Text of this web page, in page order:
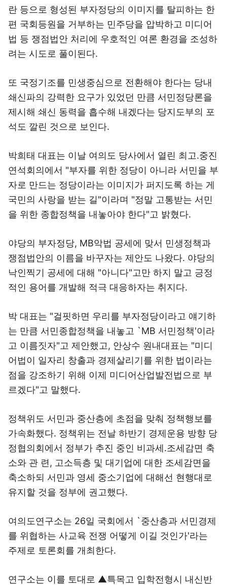
란 등으로 형성된 부자정당의 이미지를 탈피하는 한
편 국회등원을 거부하는 민주당을 압박하고 미디어
법 등 쟁점법안 처리에 우호적인 여론 환경을 조성하
려는 시도로 풀이된다.
또 국정기조를 민생중심으로 전환해야 한다는 당내
쇄신파의 강력한 요구가 있었던 만큼 서민정당론을
제시해 쇄신 동력을 흡수해 내겠다는 당지도부의 포
석도 깔린 것으로 보인다.
박희태 대표는 이날 여의도 당사에서 열린 최고.중진
연석회의에서 "부자를 위한 정당이 아니라 서민을 부
자로 만드는 정당이라는 이미지가 퍼지도록 하는 게
국민의 사랑을 받는 길"이라며 "정말 고통받는 서민
을 위한 종합정책을 내놓아야 한다"고 밝혔다.
야당의 부자정당, MB악법 공세에 맞서 민생정책과
쟁점법안의 이름을 바꾸자는 제안도 나왔다. 야당의
낙인찍기 공세에 대해 "아니다"고만 하지 말고 긍정
적인 용어를 개발해 적극 대응하자는 취지다.
박 대표는 "걸핏하면 우리를 부자정당이라고 얘기하
는 만큼 서민종합정책을 내놓고 `MB 서민정책'이라
고 이름짓자"고 제안했고, 안상수 원내대표는 "미디
어법이 일자리 창출과 경제살리기를 위한 법이라는
점을 강조하기 위해 이제 미디어산업발전법으로 부
르겠다"고 말했다.
정책위도 서민과 중산층에 초점을 맞춰 정책행보를
가속화했다. 정책위는 전날 하반기 경제운용 방향 당
정협의회에서 정부가 추진 중인 비과세.조세감면 축
소와 관 련, 고소득층 및 대기업에 대한 조세감면을
축소하되 서민과 영세 중소기업에 대해선 현행대로
유지할 것을 정부에 권고했다.
여의도연구소는 26일 국회에서 `중산층과 서민경제
를 위협하는 사교육 전쟁 어떻게 이길 것인가'라는
주제로 토론회를 개최한다.
연구소는 이를 토대로 ▲특목고 입학전형시 내신반